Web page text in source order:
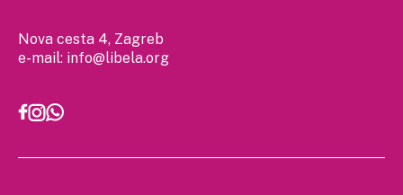
Nova cesta 4, Zagreb
e-mail: info@libela.org